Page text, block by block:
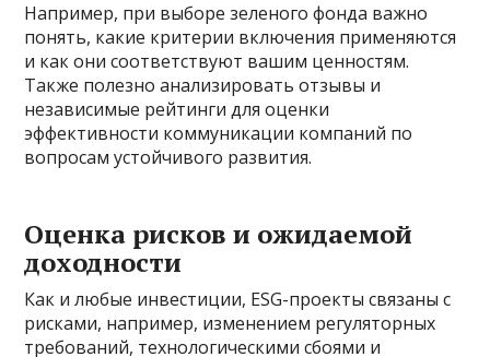
Например, при выборе зеленого фонда важно
понять, какие критерии включения применяются
и как они соответствуют вашим ценностям.
Также полезно анализировать отзывы и
независимые рейтинги для оценки
эффективности коммуникации компаний по
вопросам устойчивого развития.
Оценка рисков и ожидаемой
доходности
Как и любые инвестиции, ESG-проекты связаны с
рисками, например, изменением регуляторных
требований, технологическими сбоями и